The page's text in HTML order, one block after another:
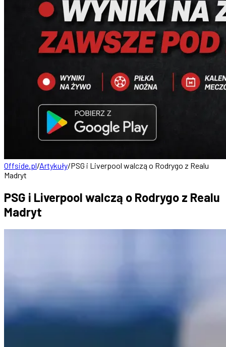
Offside.pl/Artykuły/PSG i Liverpool walczą o Rodrygo z Realu
Madryt
PSG i Liverpool walczą o Rodrygo z Realu
Madryt